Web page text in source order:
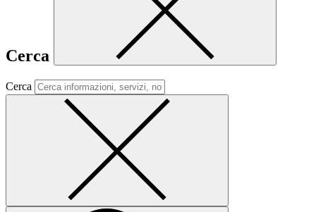
Cerca
Cerca